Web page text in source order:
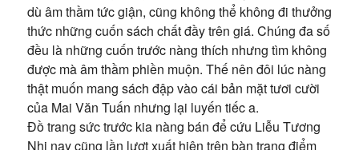
dù âm thầm tức giận, cũng không thể không đi thưởng
thức những cuốn sách chất đầy trên giá. Chúng đa số
đều là những cuốn trước nàng thích nhưng tìm không
được mà âm thầm phiền muộn. Thế nên đôi lúc nàng
thật muốn mang sách đập vào cái bản mặt tươi cười
của Mai Văn Tuấn nhưng lại luyến tiếc a.
Đồ trang sức trước kia nàng bán để cứu Liễu Tương
Nhi nay cũng lần lượt xuất hiện trên bàn trang điểm